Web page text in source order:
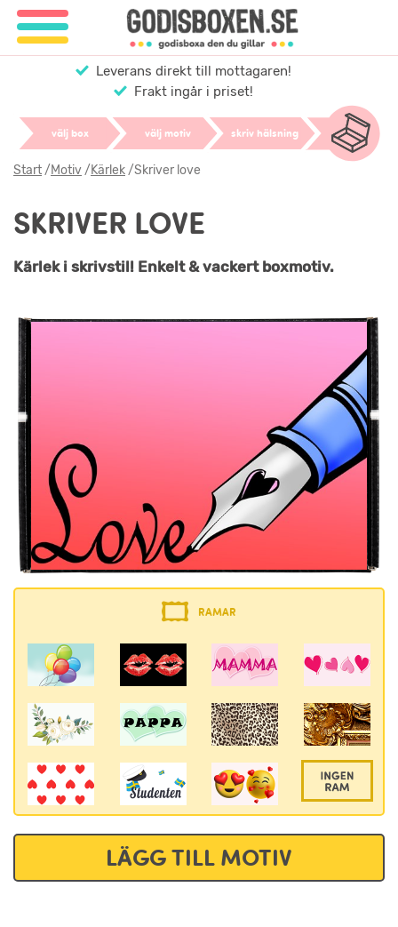
Leverans direkt till mottagaren!
Frakt ingår i priset!
välj box välj motiv skriv hälsning
Start/Motiv/Kärlek/Skriver love
SKRIVER LOVE
Kärlek i skrivstil! Enkelt & vackert boxmotiv.
RAMAR
LÄGG TILL MOTIV